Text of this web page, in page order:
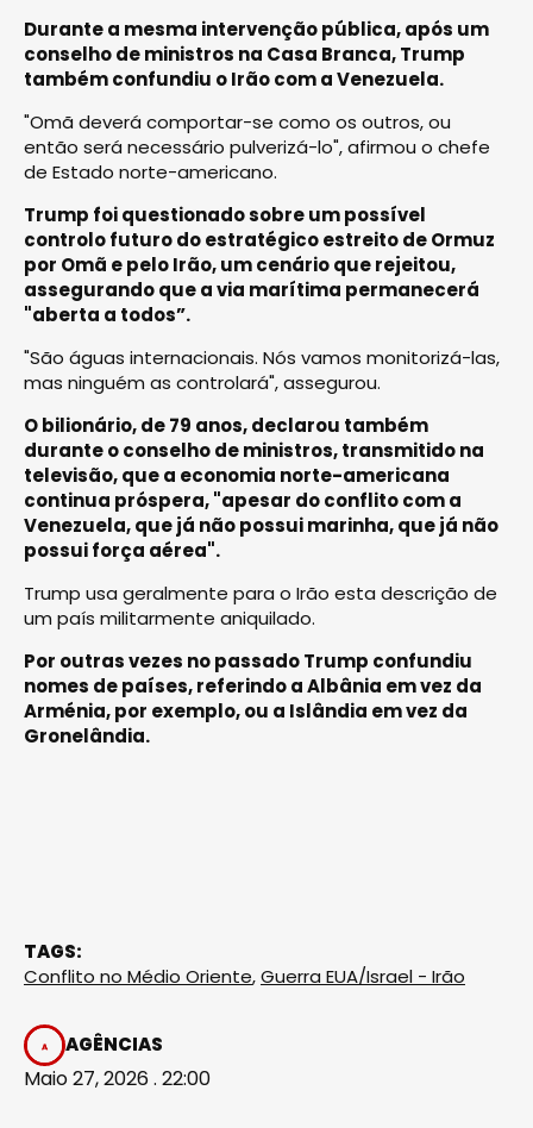
Durante a mesma intervenção pública, após um
conselho de ministros na Casa Branca, Trump
também confundiu o Irão com a Venezuela.
"Omã deverá comportar-se como os outros, ou
então será necessário pulverizá-lo", afirmou o chefe
de Estado norte-americano.
Trump foi questionado sobre um possível
controlo futuro do estratégico estreito de Ormuz
por Omã e pelo Irão, um cenário que rejeitou,
assegurando que a via marítima permanecerá
"aberta a todos”.
"São águas internacionais. Nós vamos monitorizá-las,
mas ninguém as controlará", assegurou.
O bilionário, de 79 anos, declarou também
durante o conselho de ministros, transmitido na
televisão, que a economia norte-americana
continua próspera, "apesar do conflito com a
Venezuela, que já não possui marinha, que já não
possui força aérea".
Trump usa geralmente para o Irão esta descrição de
um país militarmente aniquilado.
Por outras vezes no passado Trump confundiu
nomes de países, referindo a Albânia em vez da
Arménia, por exemplo, ou a Islândia em vez da
Gronelândia.
TAGS:
Conflito no Médio Oriente,Guerra EUA/Israel - Irão
AGÊNCIAS
Maio 27, 2026 . 22:00